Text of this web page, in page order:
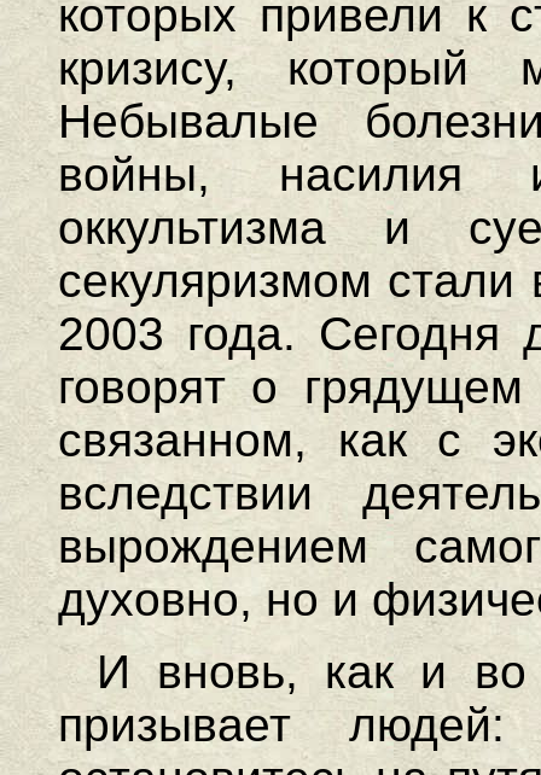
которых привели к
кризису, который
Небывалые
войны, насилия
оккультизма и
секуляризмом стали
2003 года.
говорят о грядущем
связанном, как с
вследствии
вырождением
духовно, но и
И вновь, как и во
призывает людей: